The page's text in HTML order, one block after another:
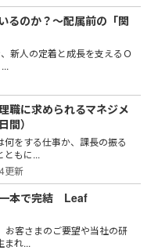
るのか？～配属前の「関
新人の定着と成長を支えるＯ
職に求められるマネジメ
間）
をする仕事か、課長の振る
ともに...
更新
本で完結 Leaf
お客さまのご要望や当社の研
まれ...